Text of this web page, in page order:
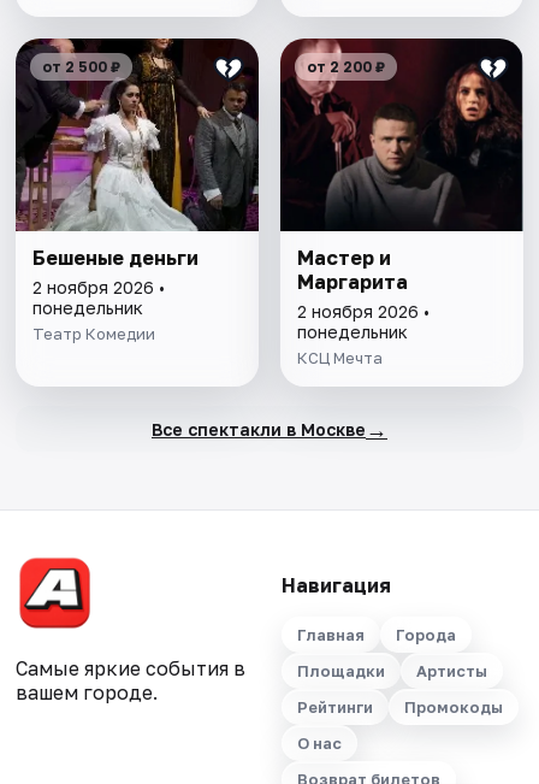
от 2 500 ₽
Бешеные деньги
2 ноября 2026 •
понедельник
Театр Комедии
от 2 200 ₽
Мастер и
Маргарита
2 ноября 2026 •
понедельник
КСЦ Мечта
Все спектакли в Москве →
Самые яркие события в
вашем городе.
Навигация
Главная
Города
Площадки
Артисты
Рейтинги
Промокоды
О нас
Возврат билетов